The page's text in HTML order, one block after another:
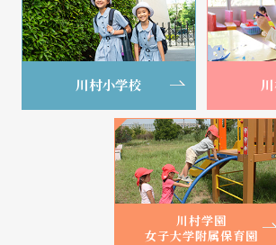
川村学園に
自分らしく豊かに
川村小学校
川村学園
女子大学附属保育園